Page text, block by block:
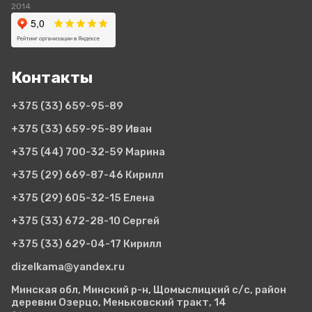
2014
Контакты
+375 (33) 659-95-89
+375 (33) 659-95-89 Иван
+375 (44) 700-32-59 Марина
+375 (29) 669-87-46 Кирилл
+375 (29) 605-32-15 Елена
+375 (33) 672-28-10 Сергей
+375 (33) 629-04-17 Кирилл
dizelkama@yandex.ru
Минская обл, Минский р-н, Щомыслицкий с/с, район
деревни Озерцо, Меньковский тракт, 14